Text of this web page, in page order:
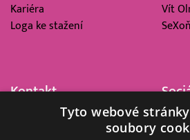
Kariéra
Loga ke stažení
Vít
Kontakt
Barrandov Televizní Studio,
Tyto webové
soubory